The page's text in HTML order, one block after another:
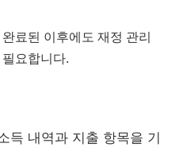
료된 이후에도 재정 관리
요합니다.
득 내역과 지출 항목을 기